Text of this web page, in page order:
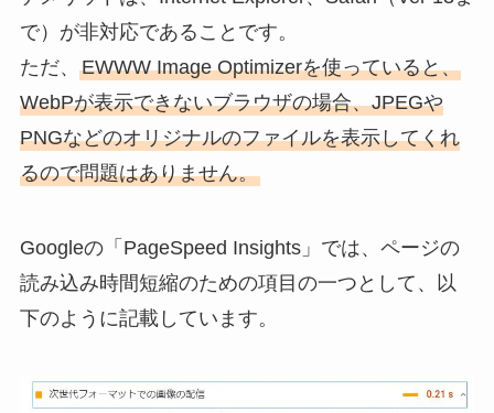
で）が非対応であることです。
ただ、 EWWW Image Optimizerを使っていると、
WebPが表示できないブラウザの場合、JPEGや
PNGなどのオリジナルのファイルを表示してくれ
るので問題はありません。
Googleの「PageSpeed Insights」では、ページの
読み込み時間短縮のための項目の一つとして、以
下のように記載しています。